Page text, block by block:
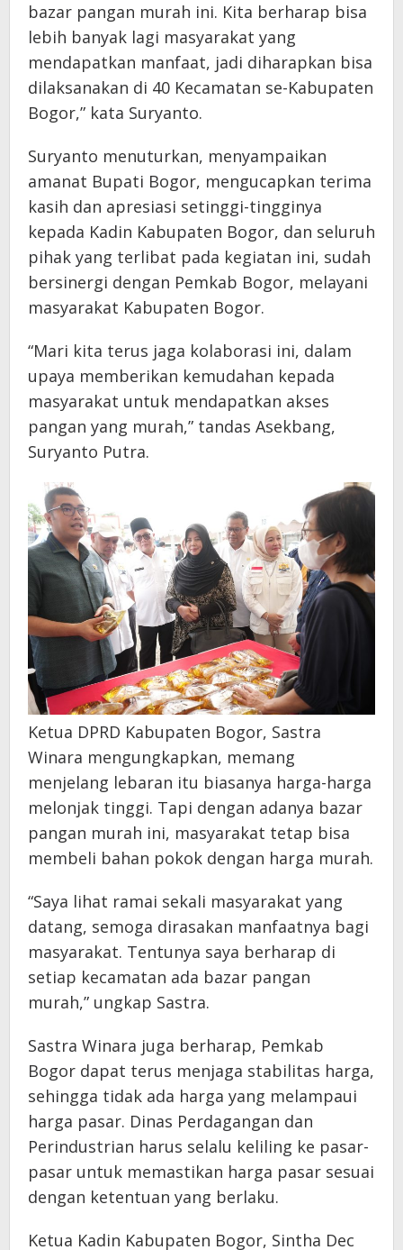
bazar pangan murah ini. Kita berharap bisa
lebih banyak lagi masyarakat yang
mendapatkan manfaat, jadi diharapkan bisa
dilaksanakan di 40 Kecamatan se-Kabupaten
Bogor,” kata Suryanto.
Suryanto menuturkan, menyampaikan
amanat Bupati Bogor, mengucapkan terima
kasih dan apresiasi setinggi-tingginya
kepada Kadin Kabupaten Bogor, dan seluruh
pihak yang terlibat pada kegiatan ini, sudah
bersinergi dengan Pemkab Bogor, melayani
masyarakat Kabupaten Bogor.
“Mari kita terus jaga kolaborasi ini, dalam
upaya memberikan kemudahan kepada
masyarakat untuk mendapatkan akses
pangan yang murah,” tandas Asekbang,
Suryanto Putra.
Ketua DPRD Kabupaten Bogor, Sastra
Winara mengungkapkan, memang
menjelang lebaran itu biasanya harga-harga
melonjak tinggi. Tapi dengan adanya bazar
pangan murah ini, masyarakat tetap bisa
membeli bahan pokok dengan harga murah.
“Saya lihat ramai sekali masyarakat yang
datang, semoga dirasakan manfaatnya bagi
masyarakat. Tentunya saya berharap di
setiap kecamatan ada bazar pangan
murah,” ungkap Sastra.
Sastra Winara juga berharap, Pemkab
Bogor dapat terus menjaga stabilitas harga,
sehingga tidak ada harga yang melampaui
harga pasar. Dinas Perdagangan dan
Perindustrian harus selalu keliling ke pasar-
pasar untuk memastikan harga pasar sesuai
dengan ketentuan yang berlaku.
Ketua Kadin Kabupaten Bogor, Sintha Dec